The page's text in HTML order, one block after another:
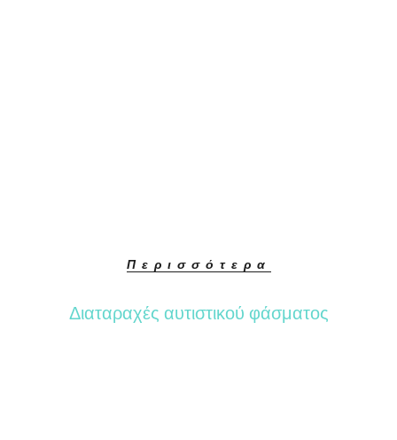
Περισσότερα
Διαταραχές αυτιστικού φάσματος